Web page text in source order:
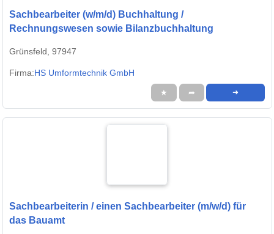
Sachbearbeiter (w/m/d) Buchhaltung /
Rechnungswesen sowie Bilanzbuchhaltung
Grünsfeld, 97947
Firma:HS Umformtechnik GmbH
★ ➦ ➜
Sachbearbeiterin / einen Sachbearbeiter (m/w/d) für
das Bauamt